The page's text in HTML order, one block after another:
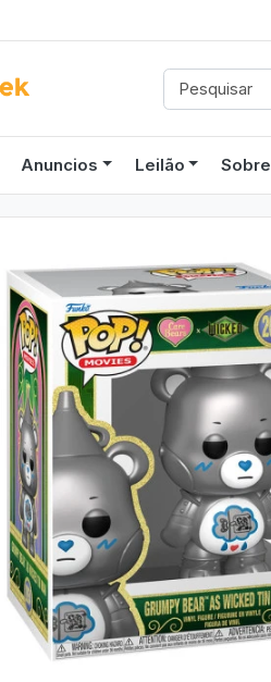
Anuncios Leilão Sobre